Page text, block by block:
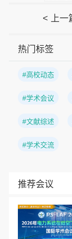
< 上一
热门标签
#高校动态
#学术会议
#文献综述
#学术交流
推荐会议